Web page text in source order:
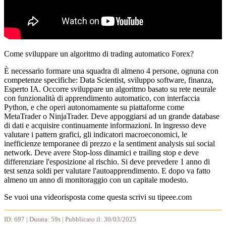
Come sviluppare un algoritmo di trading automatico Forex?
È necessario formare una squadra di almeno 4 persone, ognuna con
competenze specifiche: Data Scientist, sviluppo software, finanza,
Esperto IA. Occorre sviluppare un algoritmo basato su rete neurale
con funzionalità di apprendimento automatico, con interfaccia
Python, e che operi autonomamente su piattaforme come
MetaTrader o NinjaTrader. Deve appoggiarsi ad un grande database
di dati e acquisire continuamente informazioni. In ingresso deve
valutare i pattern grafici, gli indicatori macroeconomici, le
inefficienze temporanee di prezzo e la sentiment analysis sui social
network. Deve avere Stop-loss dinamici e trailing stop e deve
differenziare l'esposizione al rischio. Si deve prevedere 1 anno di
test senza soldi per valutare l'autoapprendimento. E dopo va fatto
almeno un anno di monitoraggio con un capitale modesto.
Se vuoi una videorisposta come questa scrivi su tipeee.com
ID: 697 | Durata: 59s | Pubblicato il: 30/03/2025